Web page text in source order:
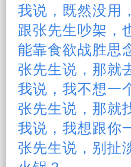
我说，既然没用
跟张先生吵架，
能靠食欲战胜思
张先生说，那就
我说，我不想一
张先生说，那就
我说，我想跟你
张先生说，别扯